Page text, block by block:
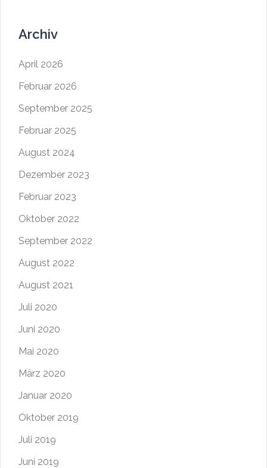
Archiv
April 2026
Februar 2026
September 2025
Februar 2025
August 2024
Dezember 2023
Februar 2023
Oktober 2022
September 2022
August 2022
August 2021
Juli 2020
Juni 2020
Mai 2020
März 2020
Januar 2020
Oktober 2019
Juli 2019
Juni 2019